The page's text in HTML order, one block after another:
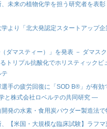
未来の植物化学を担う研究者を表
より「北大発認定スタートアップ
ダマスティー）」を発表 － ダマス
トリプル抗酸化でホリスティックビ
テ
選手の疲労回復に「SOD B®」が有効
と株式会社ロベルテの共同研究 ―
発の水素・食用炭パウダー製造法で
【米国・大規模な臨床試験】ラフマ